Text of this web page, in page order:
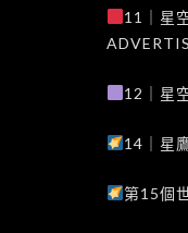
11｜星
12｜星
14｜星
第15個